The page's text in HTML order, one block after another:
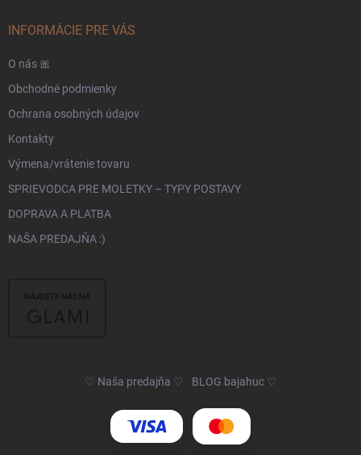
INFORMÁCIE PRE VÁS
O nás 🎀
Obchodné podmienky
Ochrana osobných údajov
Kontakty
Výmena/vrátenie tovaru
SPRIEVODCA PRE MOLETKY – TYPY POSTAVY
DOPRAVA A PLATBA
NAŠA PREDAJŇA :)
♡ Naša predajňa ♡ BLOG bajahuc ♡